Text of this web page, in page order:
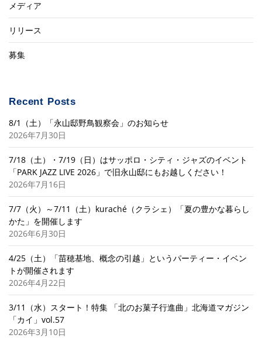
メディア
リリース
募集
Recent Posts
8/1（土）「永山邸野鳥観察会」のお知らせ
2026年7月30日
7/18（土）・7/19（日）はサッポロ・シティ・ジャズのイベント
「PARK JAZZ LIVE 2026」で旧永山邸にもお越しください！
2026年7月16日
7/7（火）～7/11（土）kuraché（クラシェ）「夏の豊かな暮らし
かた」を開催します
2026年6月30日
4/25（土）「苗穂基地、概念の引越」というパーティー・イベン
トが開催されます
2026年4月22日
3/11（水）スタート！特集 「北のお菓子行進曲」北海道マガジン
「カイ」vol.57
2026年3月10日